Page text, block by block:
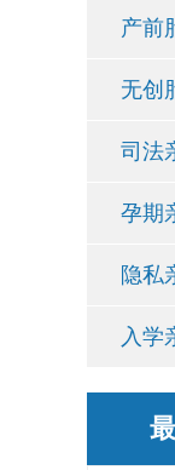
产前
无创
司法
孕期
隐私
入学
入学亲